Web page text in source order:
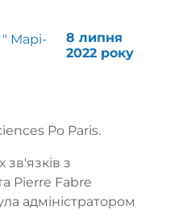
" Марі-
8 липня
2022 року
Po Paris.
з
Pierre Fabre
адміністратором